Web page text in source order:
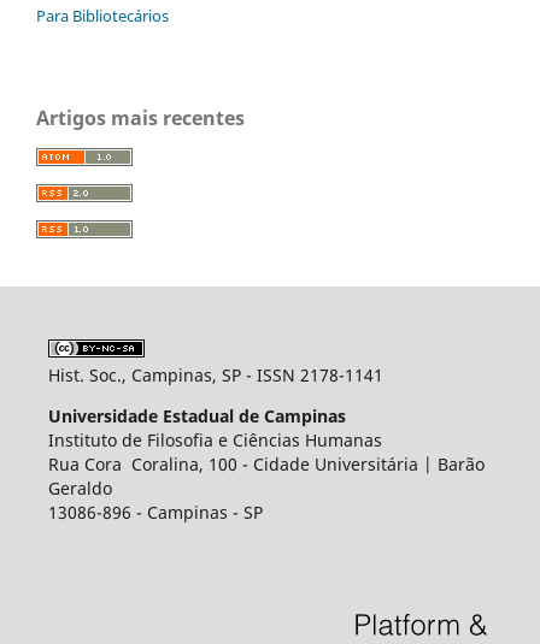
Para Bibliotecários
Artigos mais recentes
Hist. Soc., Campinas, SP - ISSN 2178-1141
Universidade Estadual de Campinas
Instituto de Filosofia e Ciências Humanas
Rua Cora Coralina, 100 - Cidade Universitária | Barão
Geraldo
13086-896 - Campinas - SP